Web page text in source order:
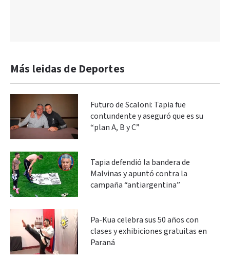
Más leidas de Deportes
Futuro de Scaloni: Tapia fue
contundente y aseguró que es su
“plan A, B y C”
Tapia defendió la bandera de
Malvinas y apuntó contra la
campaña “antiargentina”
Pa-Kua celebra sus 50 años con
clases y exhibiciones gratuitas en
Paraná